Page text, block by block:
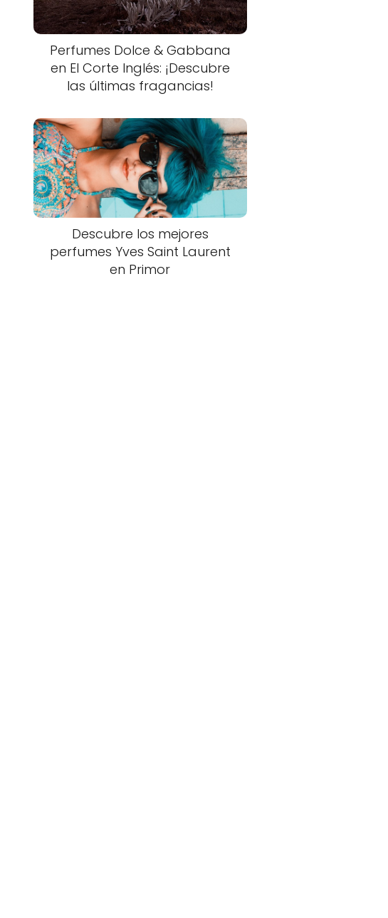
Perfumes Dolce & Gabbana
en El Corte Inglés: ¡Descubre
las últimas fragancias!
Descubre los mejores
perfumes Yves Saint Laurent
en Primor